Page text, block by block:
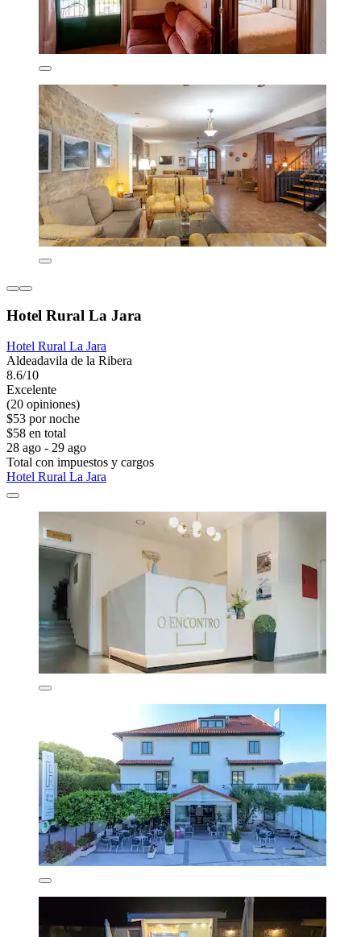
Hotel Rural La Jara
Hotel Rural La Jara
Aldeadavila de la Ribera
8.6/10
Excelente
(20 opiniones)
$53 por noche
$58 en total
28 ago - 29 ago
Total con impuestos y cargos
Hotel Rural La Jara